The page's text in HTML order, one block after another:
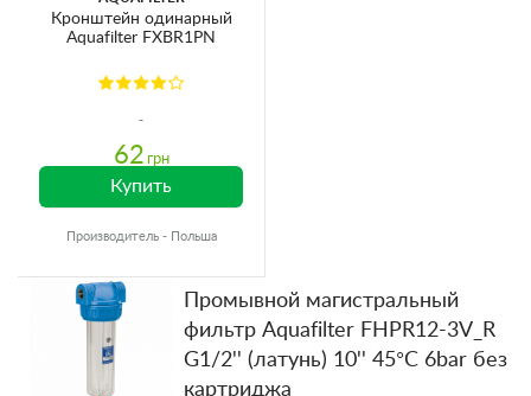
Кронштейн одинарный
Aquafilter FXBR1PN
62 грн
Купить
Производитель - Польша
Промывной магистральный
фильтр Aquafilter FHPR12-3V_R
G1/2'' (латунь) 10'' 45°C 6bar без
картриджа